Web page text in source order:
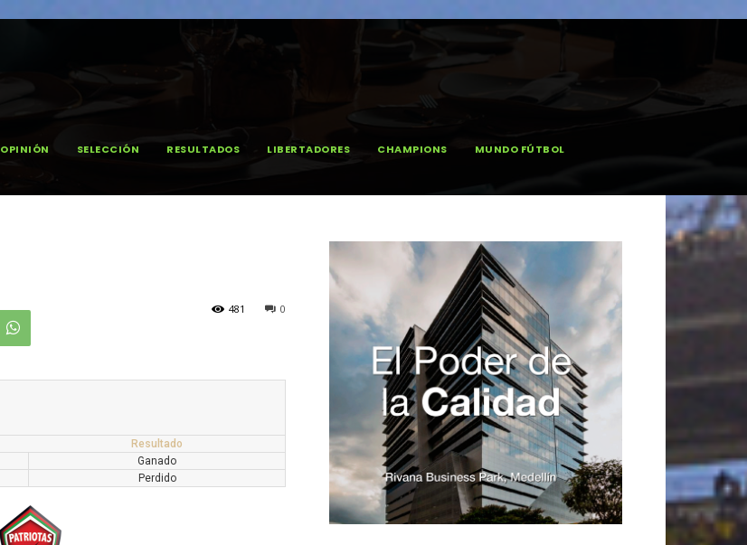
OPINIÓN SELECCIÓN RESULTADOS LIBERTADORES CHAMPIONS MUNDO FÚTBOL
0
481
Resultado
Ganado
Perdido